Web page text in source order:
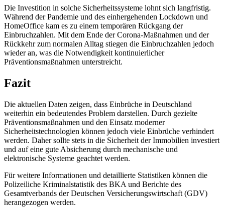
Die Investition in solche Sicherheitssysteme lohnt sich langfristig.
Während der Pandemie und des einhergehenden Lockdown und
HomeOffice kam es zu einem temporären Rückgang der
Einbruchzahlen. Mit dem Ende der Corona-Maßnahmen und der
Rückkehr zum normalen Alltag stiegen die Einbruchzahlen jedoch
wieder an, was die Notwendigkeit kontinuierlicher
Präventionsmaßnahmen unterstreicht.
Fazit
Die aktuellen Daten zeigen, dass Einbrüche in Deutschland
weiterhin ein bedeutendes Problem darstellen. Durch gezielte
Präventionsmaßnahmen und den Einsatz moderner
Sicherheitstechnologien können jedoch viele Einbrüche verhindert
werden. Daher sollte stets in die Sicherheit der Immobilien investiert
und auf eine gute Absicherung durch mechanische und
elektronische Systeme geachtet werden.
Für weitere Informationen und detaillierte Statistiken können die
Polizeiliche Kriminalstatistik des BKA und Berichte des
Gesamtverbands der Deutschen Versicherungswirtschaft (GDV)
herangezogen werden.